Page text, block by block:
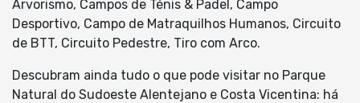
Arvorismo, Campos de Ténis & Padel, Campo
Desportivo, Campo de Matraquilhos Humanos, Circuito
de BTT, Circuito Pedestre, Tiro com Arco.
Descubram ainda tudo o que pode visitar no Parque
Natural do Sudoeste Alentejano e Costa Vicentina: há